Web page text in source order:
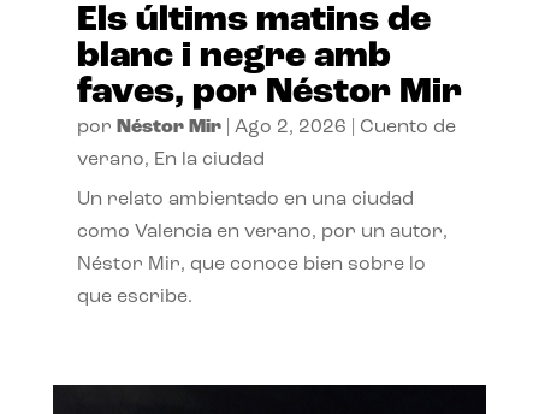
Els últims matins de
blanc i negre amb
faves, por Néstor Mir
por Néstor Mir| Ago 2, 2026
Cuento de
verano, En la ciudad
Un relato ambientado en una ciudad
como Valencia en verano, por un autor,
Néstor Mir, que conoce bien sobre lo
que escribe.